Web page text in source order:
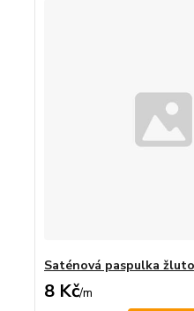
Saténová paspulka
8 Kč/m